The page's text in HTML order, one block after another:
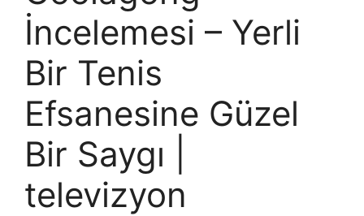
İncelemesi – Yerli
Bir Tenis
Efsanesine Güzel
Bir Saygı |
televizyon